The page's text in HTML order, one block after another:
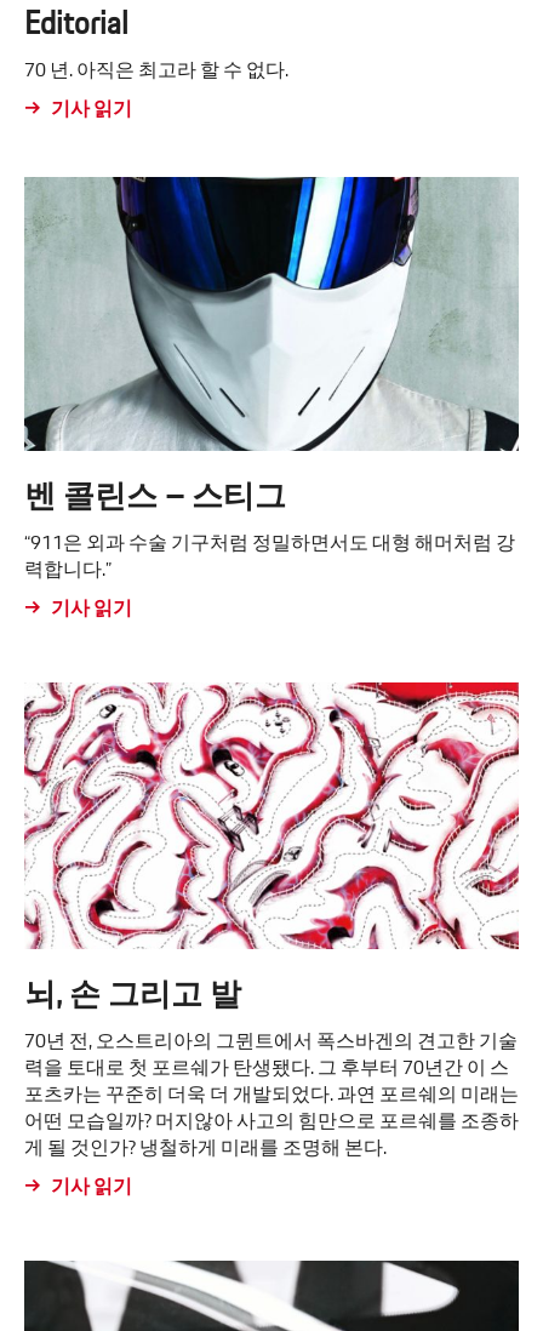
Editorial
70 년. 아직은 최고라 할 수 없다.
기사 읽기
벤 콜린스 – 스티그
“911은 외과 수술 기구처럼 정밀하면서도 대형 해머처럼 강
력합니다.”
기사 읽기
뇌, 손 그리고 발
70년 전, 오스트리아의 그뮌트에서 폭스바겐의 견고한 기술
력을 토대로 첫 포르쉐가 탄생됐다. 그 후부터 70년간 이 스
포츠카는 꾸준히 더욱 더 개발되었다. 과연 포르쉐의 미래는
어떤 모습일까? 머지않아 사고의 힘만으로 포르쉐를 조종하
게 될 것인가? 냉철하게 미래를 조명해 본다.
기사 읽기